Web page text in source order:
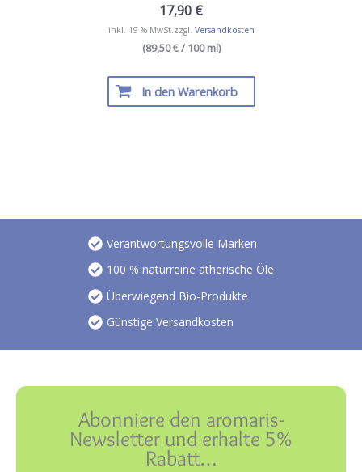
17,90 €
inkl. 19 % MwSt.zzgl. Versandkosten
(89,50 € / 100 ml)
In den Warenkorb
Verantwortungsvolle Marken
100 % naturreine ätherische Öle
Überwiegend Bio-Produkte
Günstige Versandkosten
Abonniere den aromaris-
Newsletter und erhalte 5%
Rabatt…